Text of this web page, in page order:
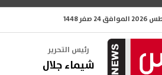
رئيس التحرير
شيماء جلال